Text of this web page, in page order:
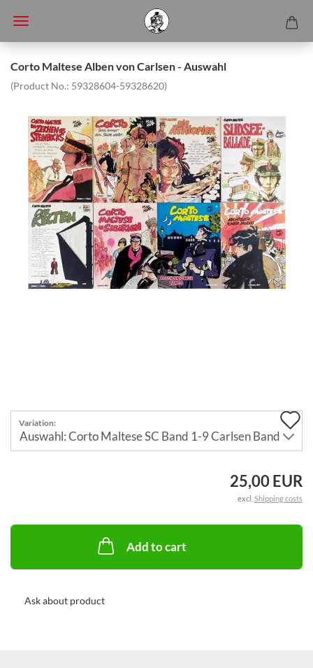
Corto Maltese Alben von Carlsen - Auswahl
(Product No.: 59328604-59328620)
Variation:
25,00 EUR
excl. Shipping costs
Add to cart
Ask about product